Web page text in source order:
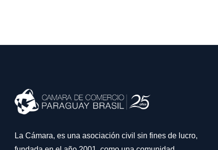
La Cámara, es una asociación civil sin fines de lucro,